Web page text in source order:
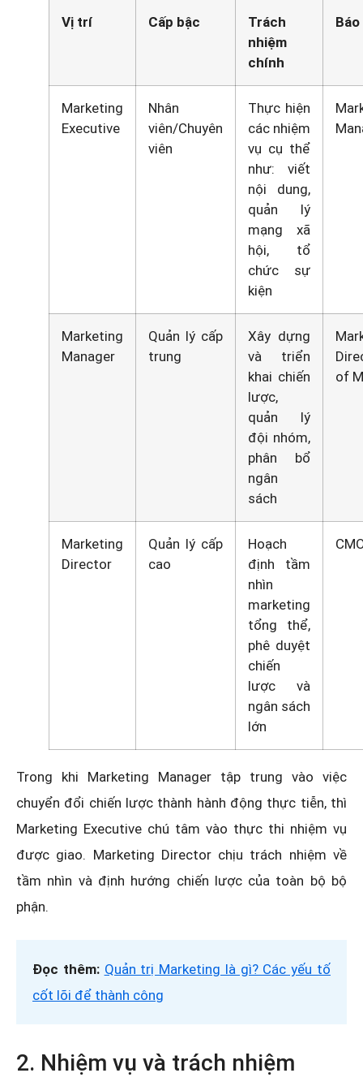
Vị trí Cấp bậc
Trách
nhiệm
chính
Marketing
Executive
Nhân
viên/Chuyên
viên
Thực hiện
các nhiệm
vụ cụ thể
như: viết
nội dung,
quản lý
mạng xã
hội, tổ
chức sự
kiện
Marketing
Manager
Quản lý cấp
trung
Xây dựng
và triển
khai chiến
lược,
quản lý
đội nhóm,
phân bổ
ngân
sách
of
Marketing
Director
Quản lý cấp
cao
Hoạch
định tầm
nhìn
marketing
tổng thể,
phê duyệt
chiến
lược và
ngân sách
lớn
Trong khi Marketing Manager tập trung vào việc
chuyển đổi chiến lược thành hành động thực tiễn, thì
Marketing Executive chú tâm vào thực thi nhiệm vụ
được giao. Marketing Director chịu trách nhiệm về
tầm nhìn và định hướng chiến lược của toàn bộ bộ
phận.
Đọc thêm: Quản trị Marketing là gì? Các yếu tố
cốt lõi để thành công
2. Nhiệm vụ và trách nhiệm